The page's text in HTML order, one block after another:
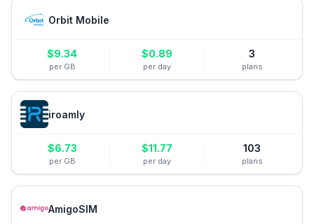
Orbit Mobile
$9.34
per GB
$0.89
per day
3
plans
iroamly
$6.73
per GB
$11.77
per day
103
plans
AmigoSIM